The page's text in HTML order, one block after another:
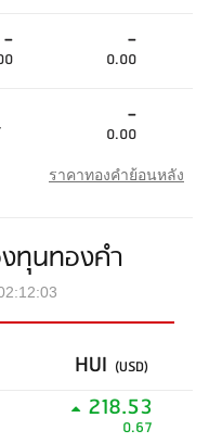
- -
0.00
-
0.00
ราคาทองคำย้อนหลัง
ทุนทองคำ
HUI (USD)
218.53
0.67